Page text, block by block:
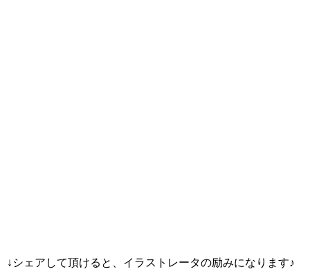
↓シェアして頂けると、イラストレータの励みになります♪